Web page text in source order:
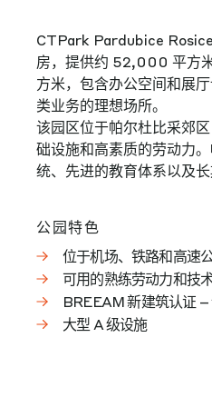
CTPark Pardubice
房，提供约 52,000 平方
方米，包含办公空间和展
类业务的理想场所。
该园区位于帕尔杜比采郊
础设施和高素质的劳动力
统、先进的教育体系以及长
公园特色
位于机场、铁路和高速
可用的熟练劳动力和技
BREEAM 新建筑认证 –
大型 A 级设施